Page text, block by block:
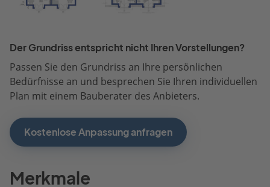
Der Grundriss entspricht nicht Ihren Vorstellungen?
Passen Sie den Grundriss an Ihre persönlichen
Bedürfnisse an und besprechen Sie Ihren individuellen
Plan mit einem Bauberater des Anbieters.
Kostenlose Anpassung anfragen
Merkmale